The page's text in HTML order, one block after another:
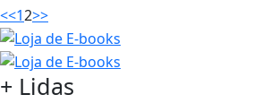
<<12>>
+ Lidas